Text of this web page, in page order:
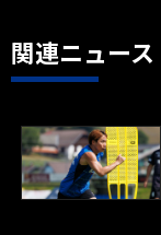
関連ニュース